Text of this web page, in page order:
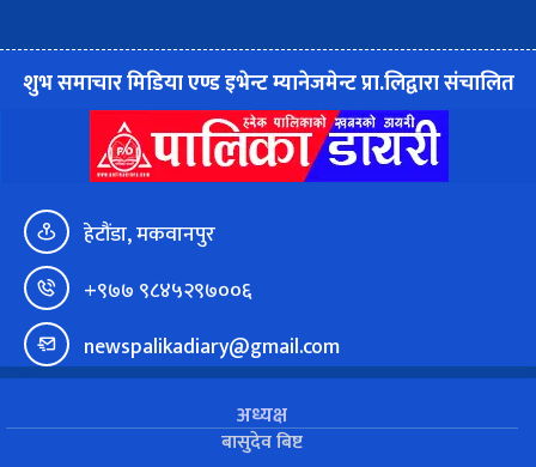
शुभ समाचार मिडिया एण्ड इभेन्ट म्यानेजमेन्ट प्रा.लिद्वारा संचालित
हेटौंडा, मकवानपुर
+९७७ ९८४५२९७००६
newspalikadiary@gmail.com
अध्यक्ष
बासुदेव बिष्ट